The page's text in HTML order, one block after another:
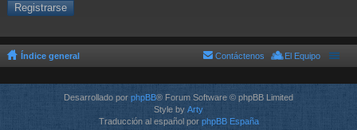
Registrarse
Índice general El Equipo
Contáctenos
Desarrollado por phpBB® Forum Software © phpBB Limited
Style by Arty
Traducción al español por phpBB España